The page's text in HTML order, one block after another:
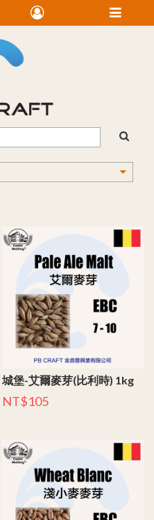
城堡-艾爾麥芽(比利時) 1kg
NT$105